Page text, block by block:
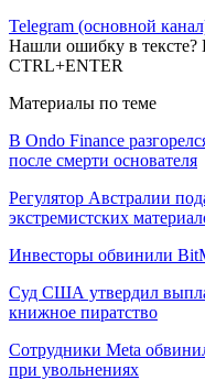
Telegram (основной
Нашли ошибку в тексте?
CTRL+ENTER
Материалы по теме
В Ondo Finance
после смерти основателя
Регулятор Австралии
экстремистских
Инвесторы обвинили
Суд США утвердил
книжное пиратство
Сотрудники Meta
при увольнениях